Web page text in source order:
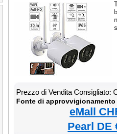
Prezzo di Vendita Consigliato:
Fonte di
eMall
Pearl DE